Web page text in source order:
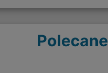
Polecane